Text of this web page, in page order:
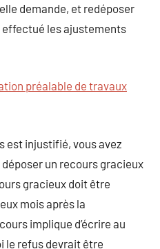
demande, et redéposer
les ajustements
préalable de travaux
est injustifié, vous avez
un recours gracieux
gracieux doit être
mois après la
implique d’écrire au
le refus devrait être